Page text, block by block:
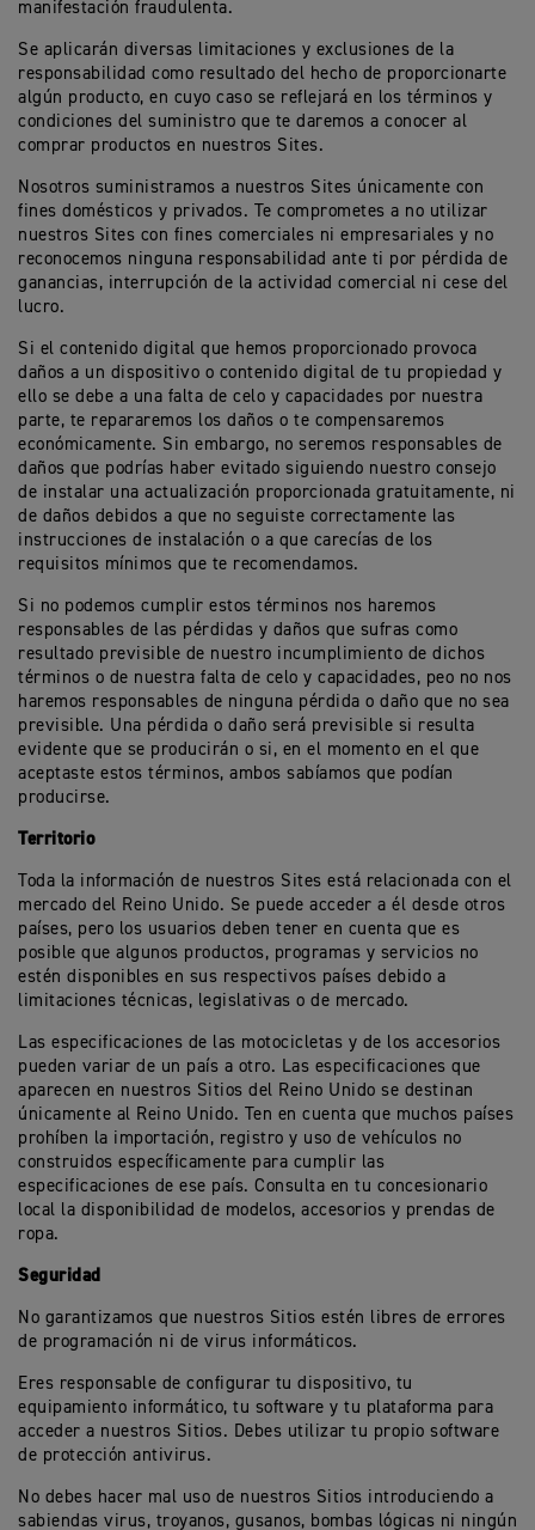
manifestación fraudulenta.
Se aplicarán diversas limitaciones y exclusiones de la
responsabilidad como resultado del hecho de proporcionarte
algún producto, en cuyo caso se reflejará en los términos y
condiciones del suministro que te daremos a conocer al
comprar productos en nuestros Sites.
Nosotros suministramos a nuestros Sites únicamente con
fines domésticos y privados. Te comprometes a no utilizar
nuestros Sites con fines comerciales ni empresariales y no
reconocemos ninguna responsabilidad ante ti por pérdida de
ganancias, interrupción de la actividad comercial ni cese del
lucro.
Si el contenido digital que hemos proporcionado provoca
daños a un dispositivo o contenido digital de tu propiedad y
ello se debe a una falta de celo y capacidades por nuestra
parte, te repararemos los daños o te compensaremos
económicamente. Sin embargo, no seremos responsables de
daños que podrías haber evitado siguiendo nuestro consejo
de instalar una actualización proporcionada gratuitamente, ni
de daños debidos a que no seguiste correctamente las
instrucciones de instalación o a que carecías de los
requisitos mínimos que te recomendamos.
Si no podemos cumplir estos términos nos haremos
responsables de las pérdidas y daños que sufras como
resultado previsible de nuestro incumplimiento de dichos
términos o de nuestra falta de celo y capacidades, peo no nos
haremos responsables de ninguna pérdida o daño que no sea
previsible. Una pérdida o daño será previsible si resulta
evidente que se producirán o si, en el momento en el que
aceptaste estos términos, ambos sabíamos que podían
producirse.
Territorio
Toda la información de nuestros Sites está relacionada con el
mercado del Reino Unido. Se puede acceder a él desde otros
países, pero los usuarios deben tener en cuenta que es
posible que algunos productos, programas y servicios no
estén disponibles en sus respectivos países debido a
limitaciones técnicas, legislativas o de mercado.
Las especificaciones de las motocicletas y de los accesorios
pueden variar de un país a otro. Las especificaciones que
aparecen en nuestros Sitios del Reino Unido se destinan
únicamente al Reino Unido. Ten en cuenta que muchos países
prohíben la importación, registro y uso de vehículos no
construidos específicamente para cumplir las
especificaciones de ese país. Consulta en tu concesionario
local la disponibilidad de modelos, accesorios y prendas de
ropa.
Seguridad
No garantizamos que nuestros Sitios estén libres de errores
de programación ni de virus informáticos.
Eres responsable de configurar tu dispositivo, tu
equipamiento informático, tu software y tu plataforma para
acceder a nuestros Sitios. Debes utilizar tu propio software
de protección antivirus.
No debes hacer mal uso de nuestros Sitios introduciendo a
sabiendas virus, troyanos, gusanos, bombas lógicas ni ningún